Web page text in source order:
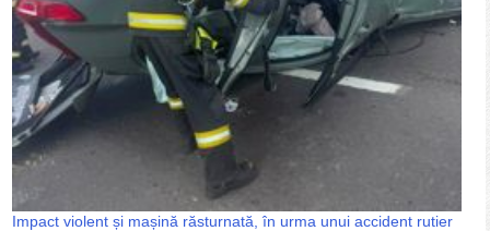
Impact violent și mașină răsturnată, în urma unui accident rutier